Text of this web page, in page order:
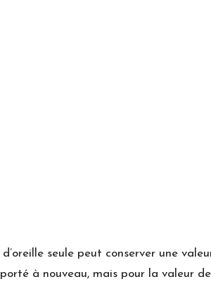
seule peut conserver une
à nouveau, mais pour la valeur